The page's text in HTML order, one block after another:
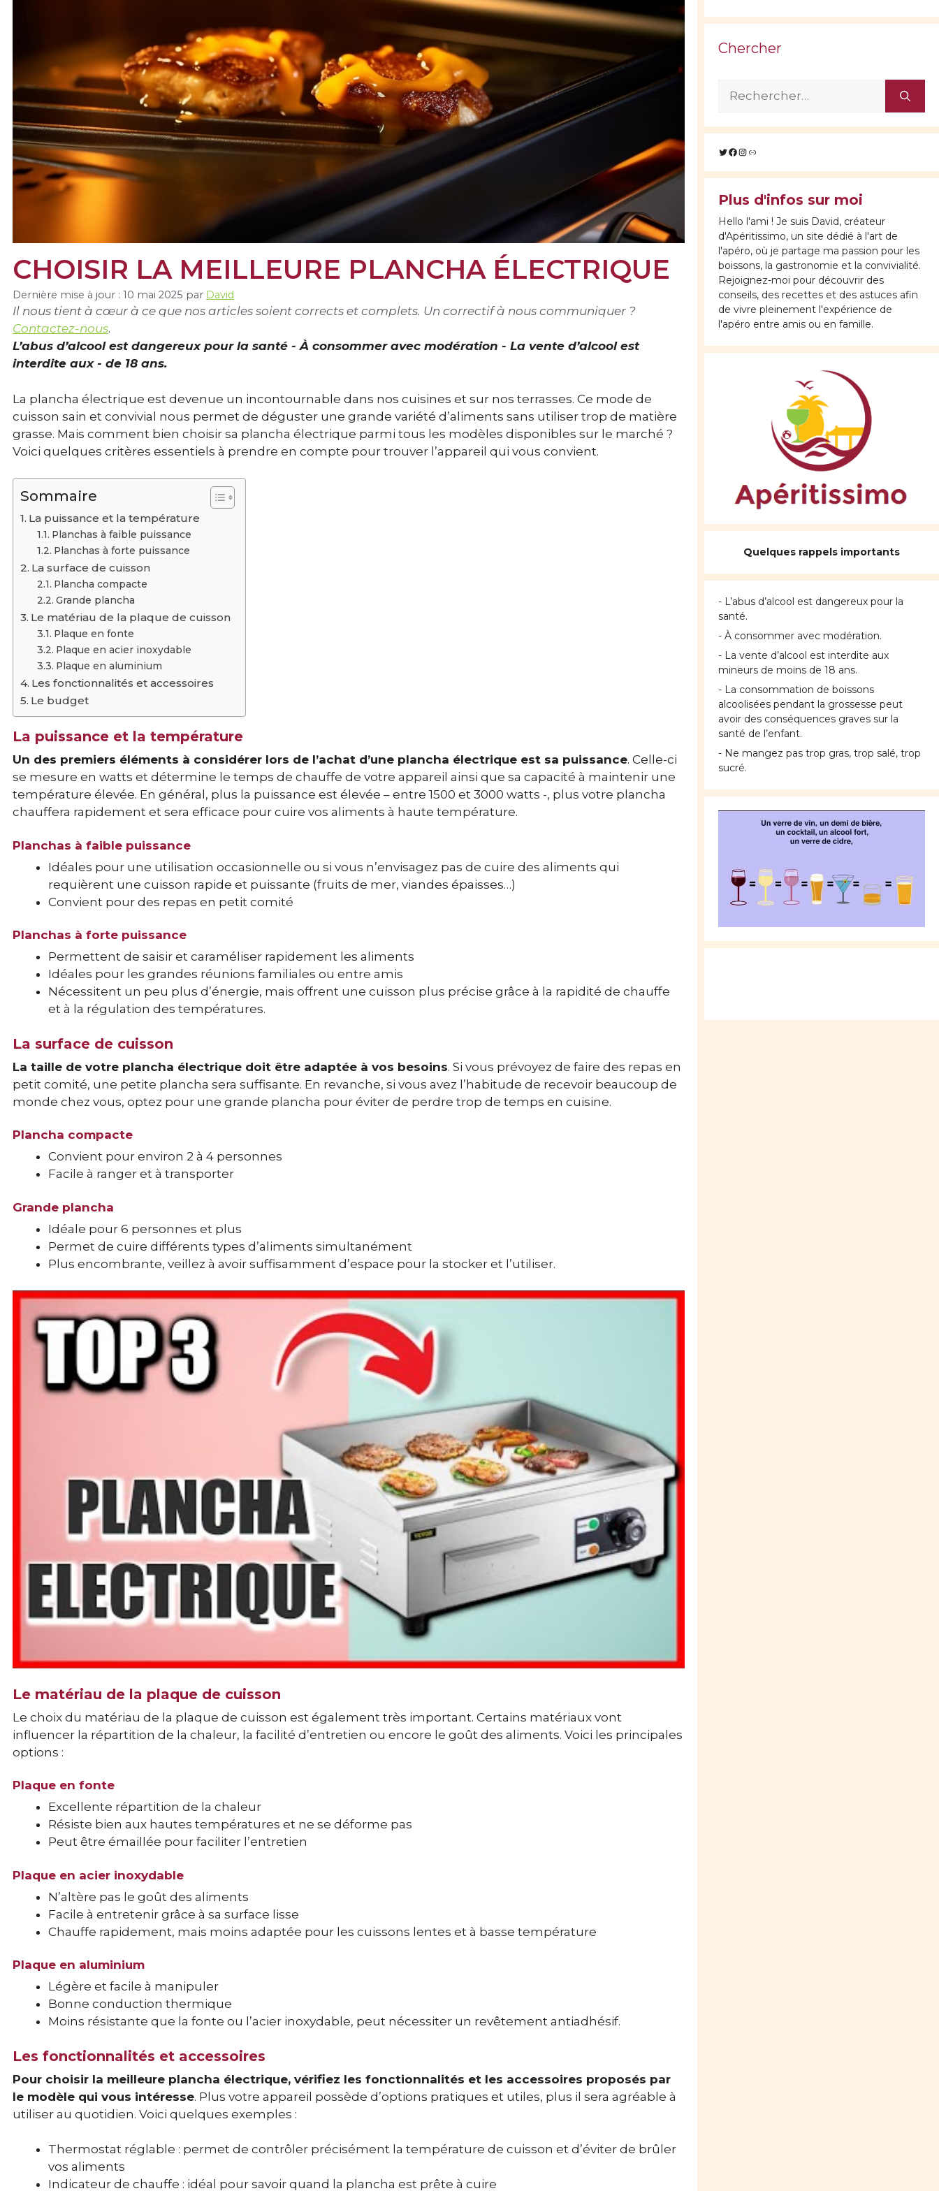
CHOISIR LA MEILLEURE PLANCHA ÉLECTRIQUE
Dernière mise à jour : 10 mai 2025 par David
Il nous tient à cœur à ce que nos articles soient corrects et complets. Un correctif à nous communiquer ?
Contactez-nous.
L’abus d’alcool est dangereux pour la santé - À consommer avec modération - La vente d’alcool est
interdite aux - de 18 ans.
La plancha électrique est devenue un incontournable dans nos cuisines et sur nos terrasses. Ce mode de
cuisson sain et convivial nous permet de déguster une grande variété d’aliments sans utiliser trop de matière
grasse. Mais comment bien choisir sa plancha électrique parmi tous les modèles disponibles sur le marché ?
Voici quelques critères essentiels à prendre en compte pour trouver l’appareil qui vous convient.
Sommaire
La puissance et la température
Planchas à faible puissance
Planchas à forte puissance
La surface de cuisson
Plancha compacte
Grande plancha
Le matériau de la plaque de cuisson
Plaque en fonte
Plaque en acier inoxydable
Plaque en aluminium
Les fonctionnalités et accessoires
Le budget
La puissance et la température
Un des premiers éléments à considérer lors de l’achat d’une plancha électrique est sa puissance. Celle-ci
se mesure en watts et détermine le temps de chauffe de votre appareil ainsi que sa capacité à maintenir une
température élevée. En général, plus la puissance est élevée – entre 1500 et 3000 watts -, plus votre plancha
chauffera rapidement et sera efficace pour cuire vos aliments à haute température.
Planchas à faible puissance
Idéales pour une utilisation occasionnelle ou si vous n’envisagez pas de cuire des aliments qui
requièrent une cuisson rapide et puissante (fruits de mer, viandes épaisses…)
Convient pour des repas en petit comité
Planchas à forte puissance
Permettent de saisir et caraméliser rapidement les aliments
Idéales pour les grandes réunions familiales ou entre amis
Nécessitent un peu plus d’énergie, mais offrent une cuisson plus précise grâce à la rapidité de chauffe
et à la régulation des températures.
La surface de cuisson
La taille de votre plancha électrique doit être adaptée à vos besoins. Si vous prévoyez de faire des repas en
petit comité, une petite plancha sera suffisante. En revanche, si vous avez l’habitude de recevoir beaucoup de
monde chez vous, optez pour une grande plancha pour éviter de perdre trop de temps en cuisine.
Plancha compacte
Convient pour environ 2 à 4 personnes
Facile à ranger et à transporter
Grande plancha
Idéale pour 6 personnes et plus
Permet de cuire différents types d’aliments simultanément
Plus encombrante, veillez à avoir suffisamment d’espace pour la stocker et l’utiliser.
Le matériau de la plaque de cuisson
Le choix du matériau de la plaque de cuisson est également très important. Certains matériaux vont
influencer la répartition de la chaleur, la facilité d’entretien ou encore le goût des aliments. Voici les principales
options :
Plaque en fonte
Excellente répartition de la chaleur
Résiste bien aux hautes températures et ne se déforme pas
Peut être émaillée pour faciliter l’entretien
Plaque en acier inoxydable
N’altère pas le goût des aliments
Facile à entretenir grâce à sa surface lisse
Chauffe rapidement, mais moins adaptée pour les cuissons lentes et à basse température
Plaque en aluminium
Légère et facile à manipuler
Bonne conduction thermique
Moins résistante que la fonte ou l’acier inoxydable, peut nécessiter un revêtement antiadhésif.
Les fonctionnalités et accessoires
Pour choisir la meilleure plancha électrique, vérifiez les fonctionnalités et les accessoires proposés par
le modèle qui vous intéresse. Plus votre appareil possède d’options pratiques et utiles, plus il sera agréable à
utiliser au quotidien. Voici quelques exemples :
Thermostat réglable : permet de contrôler précisément la température de cuisson et d’éviter de brûler
vos aliments
Indicateur de chauffe : idéal pour savoir quand la plancha est prête à cuire
Chercher
Rechercher :
Twitter
Facebook
Instagram
Lien
Plus d'infos sur moi
Hello l'ami ! Je suis David, créateur
d'Apéritissimo, un site dédié à l'art de
l'apéro, où je partage ma passion pour les
boissons, la gastronomie et la convivialité.
Rejoignez-moi pour découvrir des
conseils, des recettes et des astuces afin
de vivre pleinement l'expérience de
l'apéro entre amis ou en famille.
Quelques rappels importants
- L’abus d’alcool est dangereux pour la
santé.
- À consommer avec modération.
- La vente d’alcool est interdite aux
mineurs de moins de 18 ans.
- La consommation de boissons
alcoolisées pendant la grossesse peut
avoir des conséquences graves sur la
santé de l’enfant.
- Ne mangez pas trop gras, trop salé, trop
sucré.